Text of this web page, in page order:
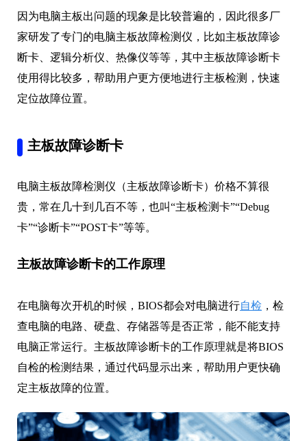
因为电脑主板出问题的现象是比较普遍的，因此很多厂
家研发了专门的电脑主板故障检测仪，比如主板故障诊
断卡、逻辑分析仪、热像仪等等，其中主板故障诊断卡
使用得比较多，帮助用户更方便地进行主板检测，快速
定位故障位置。
主板故障诊断卡
电脑主板故障检测仪（主板故障诊断卡）价格不算很
贵，常在几十到几百不等，也叫“主板检测卡”“Debug
卡”“诊断卡”“POST卡”等等。
主板故障诊断卡的工作原理
在电脑每次开机的时候，BIOS都会对电脑进行自检 ，检
查电脑的电路、硬盘、存储器等是否正常，能不能支持
电脑正常运行。主板故障诊断卡的工作原理就是将BIOS
自检的检测结果，通过代码显示出来，帮助用户更快确
定主板故障的位置。